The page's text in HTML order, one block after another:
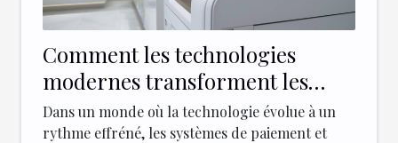
Comment les technologies
modernes transforment les
caisses enregistreuses
Dans un monde où la technologie évolue à un
rythme effréné, les systèmes de paiement et